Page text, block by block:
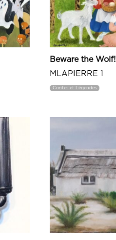
Beware the Wolf!
MLAPIERRE 1
Contes et Légendes